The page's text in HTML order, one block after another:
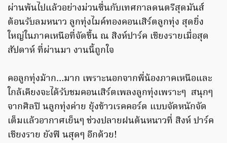
ผ่านพ้นไปแล้วอย่างม่วนซื่นกับเทศกาลดนตรีสุดมันส์
ต้อนรับลมหนาว ลูกทุ่งไมค์ทองคอนเสิร์ตลูกทุ่ง สุดยิ่ง
ใหญ่ในภาคเหนือที่จัดขึ้น ณ สิงห์ปาร์ค เชียงรายเมื่อสุด
สัปดาห์ ที่ผ่านมา งานนี้ถูกใจ
คอลูกทุ่งม้าก…มาก เพราะนอกจากพี่น้องภาคเหนือและ
ใกล้เคียงจะได้รับชมคอนเสิร์ตเพลงลูกทุ่งเพราะๆ สนุกๆ
จากศิลปิ นลูกทุ่งค่าย ยุ้งข้าวเรคคอร์ด แบบจัดหนักจัด
เต็มแล้วอากาศเย็นๆ ช่วงปลายฝนต้นหนาวที่ สิงห์ ปาร์ค
เชียงราย ยังฟิ นสุดๆ อีกด้วย!